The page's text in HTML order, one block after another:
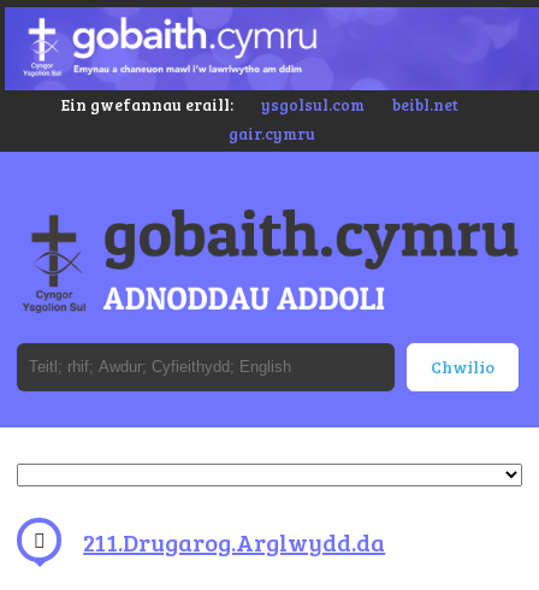
Ein gwefannau eraill: ysgolsul.com
beibl.net
gair.cymru
211.Drugarog.Arglwydd.da